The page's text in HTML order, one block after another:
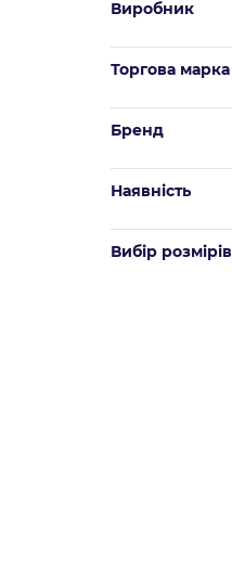
Виробник
Торгова марка
Бренд
Наявність
Вибір розмірів